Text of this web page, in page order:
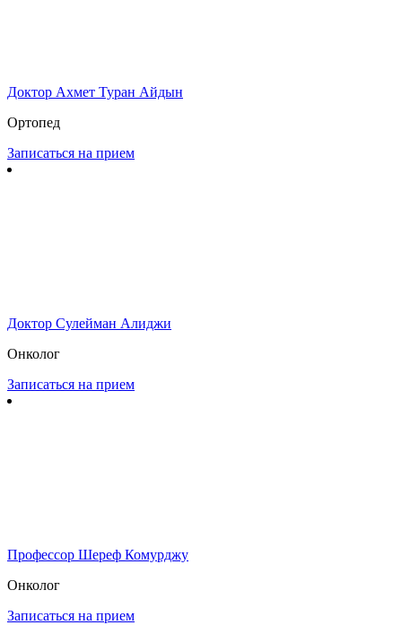
Доктор Ахмет Туран Айдын
Ортопед
Записаться на прием
Доктор Сулейман Алиджи
Онколог
Записаться на прием
Профессор Шереф Комурджу
Онколог
Записаться на прием